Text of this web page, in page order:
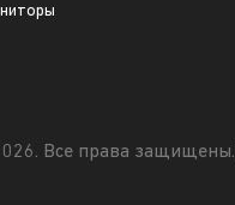
Все права защищены.